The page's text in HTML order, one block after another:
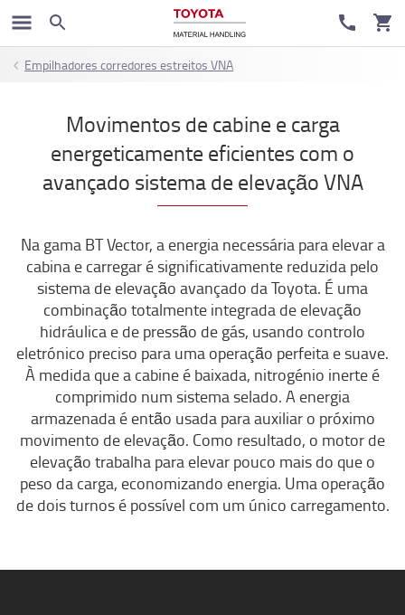
Empilhadores corredores estreitos VNA
Movimentos de cabine e carga
energeticamente eficientes com o
avançado sistema de elevação VNA
Na gama BT Vector, a energia necessária para elevar a
cabina e carregar é significativamente reduzida pelo
sistema de elevação avançado da Toyota. É uma
combinação totalmente integrada de elevação
hidráulica e de pressão de gás, usando controlo
eletrónico preciso para uma operação perfeita e suave.
À medida que a cabine é baixada, nitrogénio inerte é
comprimido num sistema selado. A energia
armazenada é então usada para auxiliar o próximo
movimento de elevação. Como resultado, o motor de
elevação trabalha para elevar pouco mais do que o
peso da carga, economizando energia. Uma operação
de dois turnos é possível com um único carregamento.